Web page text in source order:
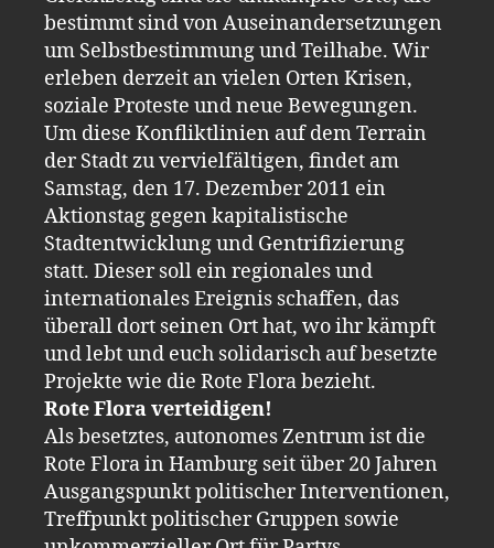
bestimmt sind von Auseinandersetzungen
um Selbstbestimmung und Teilhabe. Wir
erleben derzeit an vielen Orten Krisen,
soziale Proteste und neue Bewegungen.
Um diese Konfliktlinien auf dem Terrain
der Stadt zu vervielfältigen, findet am
Samstag, den 17. Dezember 2011 ein
Aktionstag gegen kapitalistische
Stadtentwicklung und Gentrifizierung
statt. Dieser soll ein regionales und
internationales Ereignis schaffen, das
überall dort seinen Ort hat, wo ihr kämpft
und lebt und euch solidarisch auf besetzte
Projekte wie die Rote Flora bezieht.
Rote Flora verteidigen!
Als besetztes, autonomes Zentrum ist die
Rote Flora in Hamburg seit über 20 Jahren
Ausgangspunkt politischer Interventionen,
Treffpunkt politischer Gruppen sowie